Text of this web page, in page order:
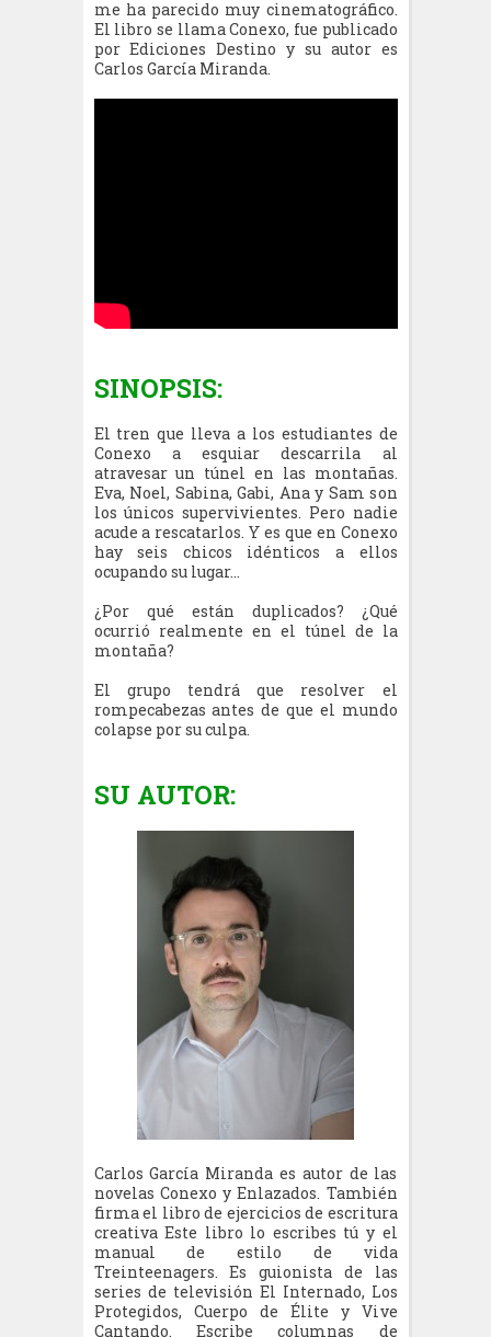
me ha parecido muy cinematográfico.
El libro se llama Conexo, fue publicado
por Ediciones Destino y su autor es
Carlos García Miranda.
SINOPSIS:
El tren que lleva a los estudiantes de
Conexo a esquiar descarrila al
atravesar un túnel en las montañas.
Eva, Noel, Sabina, Gabi, Ana y Sam son
los únicos supervivientes. Pero nadie
acude a rescatarlos. Y es que en Conexo
hay seis chicos idénticos a ellos
ocupando su lugar…
¿Por qué están duplicados? ¿Qué
ocurrió realmente en el túnel de la
montaña?
El grupo tendrá que resolver el
rompecabezas antes de que el mundo
colapse por su culpa.
SU AUTOR:
Carlos García Miranda es autor de las
novelas Conexo y Enlazados. También
firma el libro de ejercicios de escritura
creativa Este libro lo escribes tú y el
manual de estilo de vida
Treinteenagers. Es guionista de las
series de televisión El Internado, Los
Protegidos, Cuerpo de Élite y Vive
Cantando. Escribe columnas de